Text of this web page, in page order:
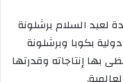
لعبد السلام برشلونة
بكوبا وبرشلونة
بها إنتاجاته وقدرتها